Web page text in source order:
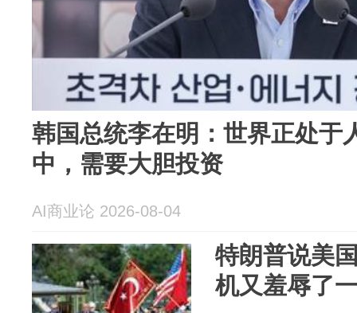
韩国总统李在明：世界正处于
中，需要大胆投资
AI商业论 2026-08-04
特朗普说美
机又羞辱了